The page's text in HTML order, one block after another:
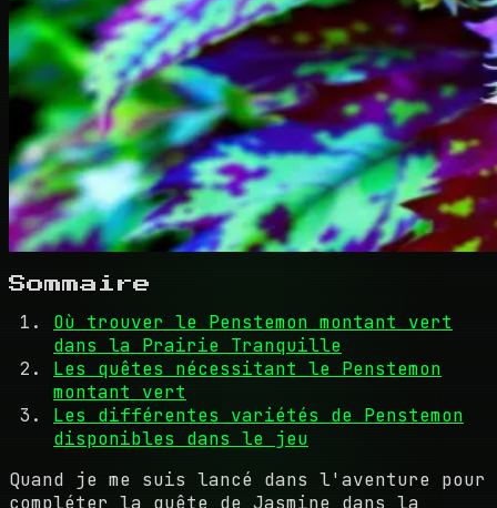
Sommaire
Où trouver le Penstemon montant vert
dans la Prairie Tranquille
Les quêtes nécessitant le Penstemon
montant vert
Les différentes variétés de Penstemon
disponibles dans le jeu
Quand je me suis lancé dans l'aventure pour
compléter la quête de Jasmine dans la